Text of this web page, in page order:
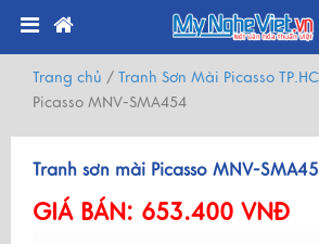
Trang chủ / Tranh Sơn Mài Picasso
Picasso MNV-SMA454
Tranh sơn mài Picasso MNV-
GIÁ BÁN: 653.400 VNĐ